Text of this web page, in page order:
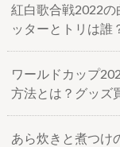
紅白歌合戦2022
ッターとトリは誰
ワールドカップ
方法とは？グッズ
あら炊きと煮つけ